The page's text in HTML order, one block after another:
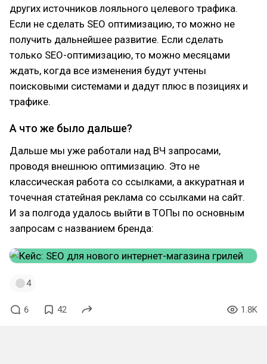
других источников лояльного целевого трафика.
Если не сделать SEO оптимизацию, то можно не
получить дальнейшее развитие. Если сделать
только SEO-оптимизацию, то можно месяцами
ждать, когда все изменения будут учтены
поисковыми системами и дадут плюс в позициях и
трафике.
А что же было дальше?
Дальше мы уже работали над ВЧ запросами,
проводя внешнюю оптимизацию. Это не
классическая работа со ссылками, а аккуратная и
точечная статейная реклама со ссылками на сайт.
И за полгода удалось выйти в ТОПы по основным
запросам с названием бренда:
4
6 42 1.8K